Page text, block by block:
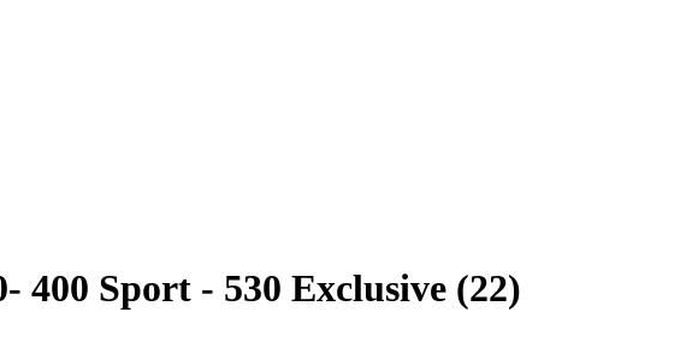
400 Sport - 530 Exclusive (22)